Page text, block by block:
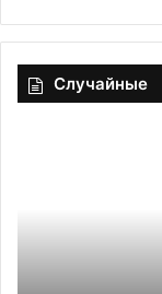
Случайные